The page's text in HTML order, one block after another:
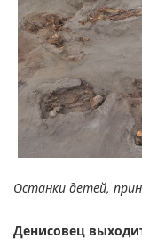
Останки детей,
Денисовец